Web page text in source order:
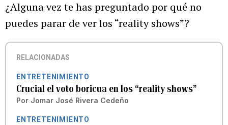
¿Alguna vez te has preguntado por qué no
puedes parar de ver los “reality shows”?
RELACIONADAS
ENTRETENIMIENTO
Crucial el voto boricua en los “reality shows”
Por Jomar José Rivera Cedeño
ENTRETENIMIENTO